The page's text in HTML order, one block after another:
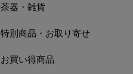
茶器・雑貨
特別商品・お取り寄せ
お買い得商品